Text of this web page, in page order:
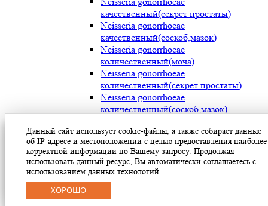
качественный(секрет простаты)
Neisseria gonorrhoeae
качественный(соскоб,мазок)
Neisseria gonorrhoeae
количественный(моча)
Neisseria gonorrhoeae
количественный(секрет простаты)
Neisseria gonorrhoeae
количественный(соскоб,мазок)
Streptococcus pyogenes (носоглотка)
Streptococcus pyogenes(мазок с раневой
поверхности)
Treponema pallidum(моча)
Treponema pallidum(секрет простаты)
Данный сайт использует cookie-файлы, а также собирает данные
об IP-адресе и местоположении с целью предоставления наиболее
корректной информации по Вашему запросу. Продолжая
использовать данный ресурс, Вы автоматически соглашаетесь с
использованием данных технологий.
ХОРОШО